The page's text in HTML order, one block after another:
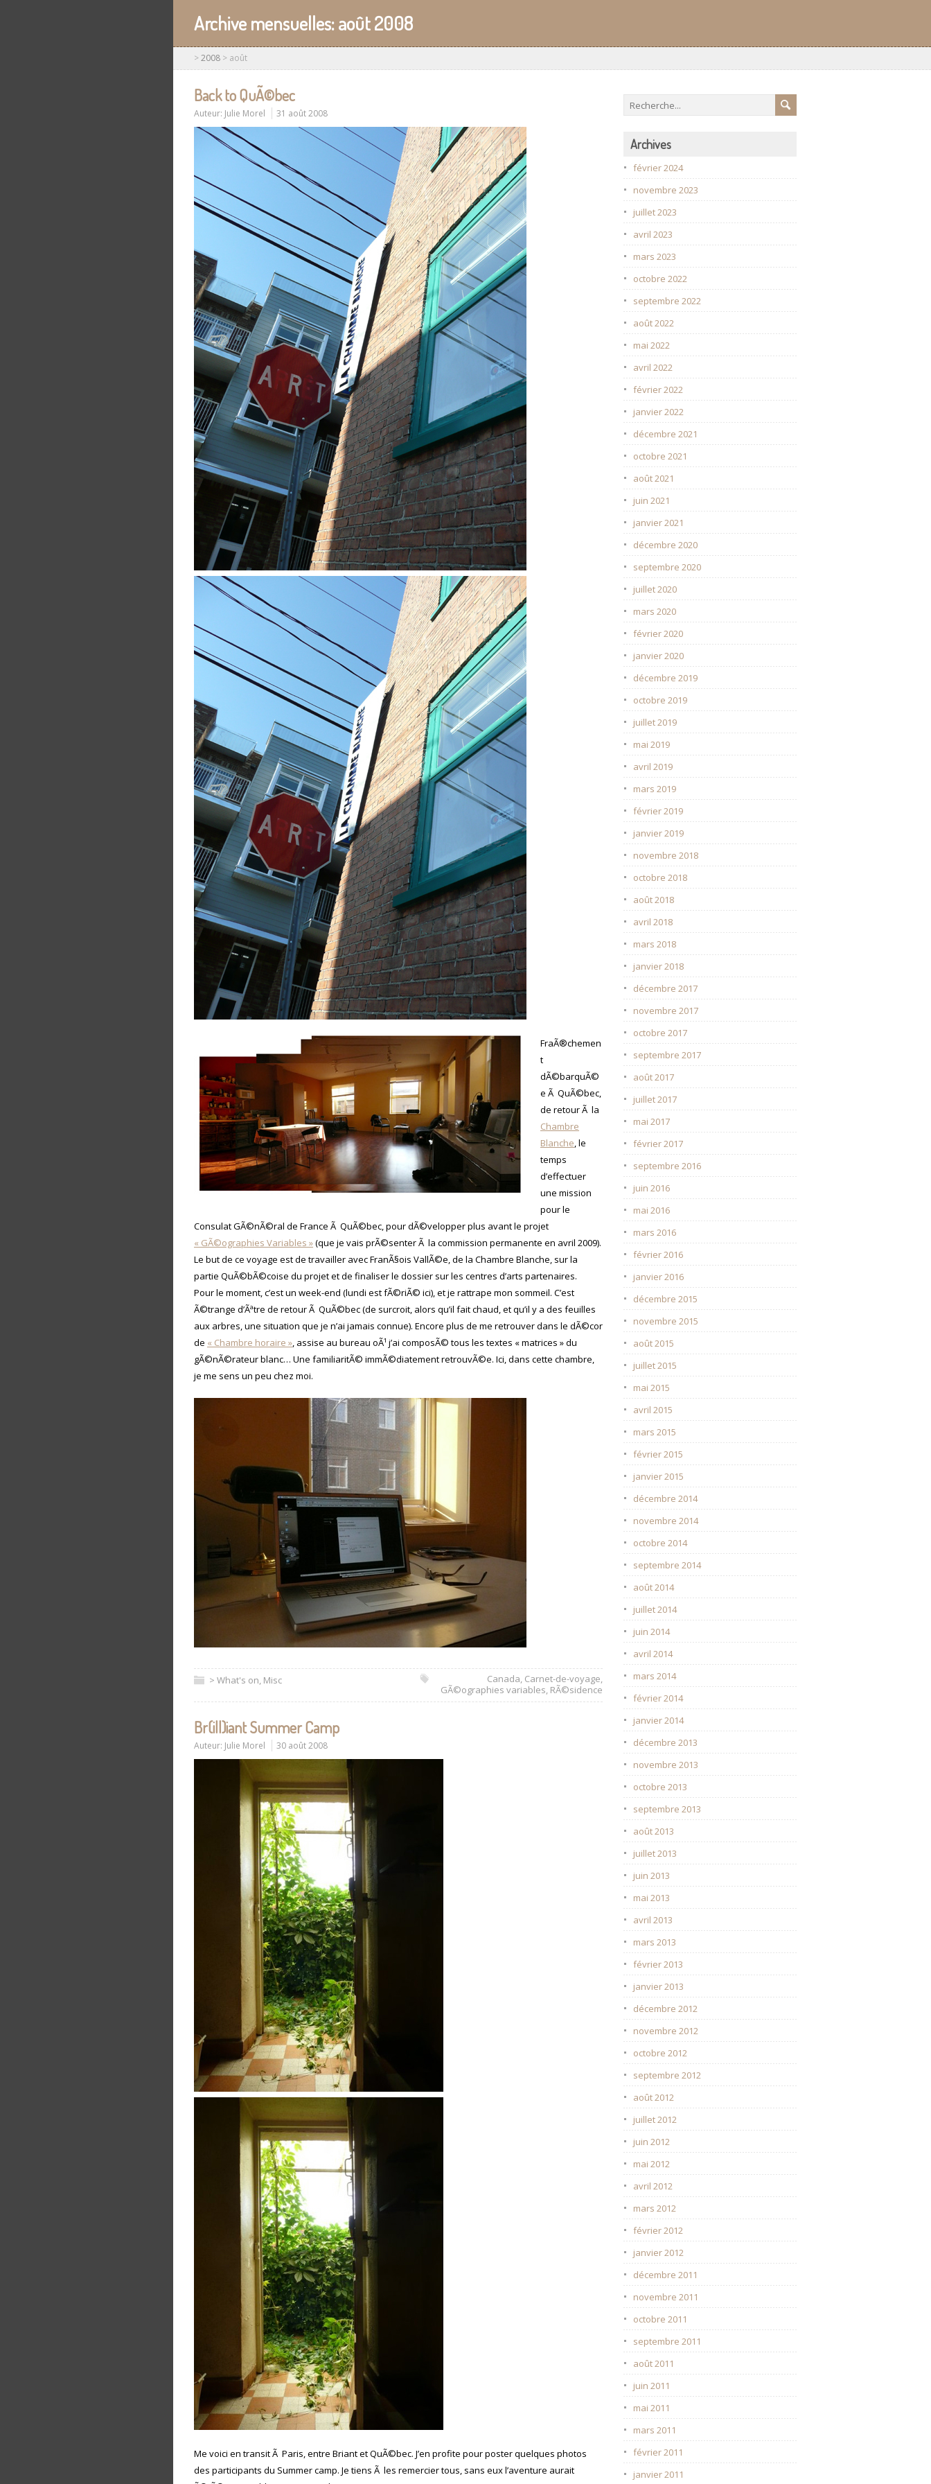
Archive mensuelles:août 2008
>2008 > août
Back to QuÃ©bec
Auteur: Julie Morel 31 août 2008
FraÃ®chemen
t
dÃ©barquÃ©
e Ã QuÃ©bec,
de retour Ã la
Chambre
Blanche, le
temps
d’effectuer
une mission
pour le
Consulat GÃ©nÃ©ral de France Ã QuÃ©bec, pour dÃ©velopper plus avant le projet
« GÃ©ographies Variables »(que je vais prÃ©senter Ã la commission permanente en avril 2009).
Le but de ce voyage est de travailler avec FranÃ§ois VallÃ©e, de la Chambre Blanche, sur la
partie QuÃ©bÃ©coise du projet et de finaliser le dossier sur les centres d’arts partenaires.
Pour le moment, c’est un week-end (lundi est fÃ©riÃ© ici), et je rattrape mon sommeil. C’est
Ã©trange d’Ãªtre de retour Ã QuÃ©bec (de surcroit, alors qu’il fait chaud, et qu’il y a des feuilles
aux arbres, une situation que je n’ai jamais connue). Encore plus de me retrouver dans le dÃ©cor
de « Chambre horaire », assise au bureau oÃ¹ j’ai composÃ© tous les textes « matrices » du
gÃ©nÃ©rateur blanc… Une familiaritÃ© immÃ©diatement retrouvÃ©e. Ici, dans cette chambre,
je me sens un peu chez moi.
> What's on, Misc Canada, Carnet-de-voyage,
GÃ©ographies variables, RÃ©sidence
Br(ill)iant Summer Camp
Auteur: Julie Morel 30 août 2008
Me voici en transit Ã Paris, entre Briant et QuÃ©bec. J’en profite pour poster quelques photos
des participants du Summer camp. Je tiens Ã les remercier tous, sans eux l’aventure aurait
Archives
février 2024
novembre 2023
juillet 2023
avril 2023
mars 2023
octobre 2022
septembre 2022
août 2022
mai 2022
avril 2022
février 2022
janvier 2022
décembre 2021
octobre 2021
août 2021
juin 2021
janvier 2021
décembre 2020
septembre 2020
juillet 2020
mars 2020
février 2020
janvier 2020
décembre 2019
octobre 2019
juillet 2019
mai 2019
avril 2019
mars 2019
février 2019
janvier 2019
novembre 2018
octobre 2018
août 2018
avril 2018
mars 2018
janvier 2018
décembre 2017
novembre 2017
octobre 2017
septembre 2017
août 2017
juillet 2017
mai 2017
février 2017
septembre 2016
juin 2016
mai 2016
mars 2016
février 2016
janvier 2016
décembre 2015
novembre 2015
août 2015
juillet 2015
mai 2015
avril 2015
mars 2015
février 2015
janvier 2015
décembre 2014
novembre 2014
octobre 2014
septembre 2014
août 2014
juillet 2014
juin 2014
avril 2014
mars 2014
février 2014
janvier 2014
décembre 2013
novembre 2013
octobre 2013
septembre 2013
août 2013
juillet 2013
juin 2013
mai 2013
avril 2013
mars 2013
février 2013
janvier 2013
décembre 2012
novembre 2012
octobre 2012
septembre 2012
août 2012
juillet 2012
juin 2012
mai 2012
avril 2012
mars 2012
février 2012
janvier 2012
décembre 2011
novembre 2011
octobre 2011
septembre 2011
août 2011
juin 2011
mai 2011
mars 2011
février 2011
janvier 2011